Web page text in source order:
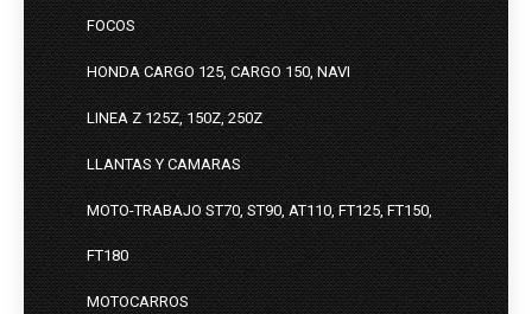
FOCOS
HONDA CARGO 125, CARGO 150, NAVI
LINEA Z 125Z, 150Z, 250Z
LLANTAS Y CAMARAS
MOTO-TRABAJO ST70, ST90, AT110, FT125, FT150,
FT180
MOTOCARROS